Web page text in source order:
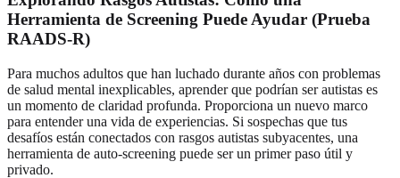
Herramienta de Screening Puede Ayudar (Prueba
RAADS-R)
Para muchos adultos que han luchado durante años con problemas
de salud mental inexplicables, aprender que podrían ser autistas es
un momento de claridad profunda. Proporciona un nuevo marco
para entender una vida de experiencias. Si sospechas que tus
desafíos están conectados con rasgos autistas subyacentes, una
herramienta de auto-screening puede ser un primer paso útil y
privado.